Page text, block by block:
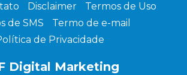
Disclaimer
Termos de Uso
de SMS
Termo de e-mail
de Privacidade
Digital Marketing